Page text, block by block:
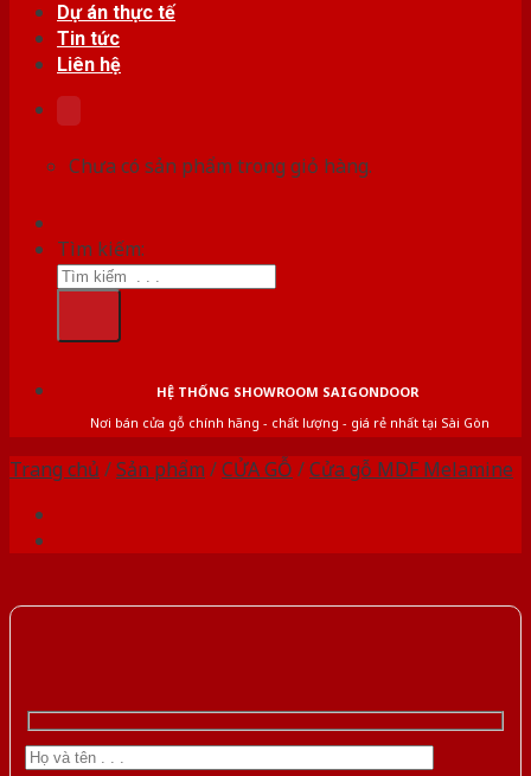
Dự án thực tế
Tin tức
Liên hệ
Chưa có sản phẩm trong giỏ hàng.
Tìm kiếm:
HỆ THỐNG SHOWROOM SAIGONDOOR
Nơi bán cửa gỗ chính hãng - chất lượng - giá rẻ nhất tại Sài Gòn
Trang chủ /Sản phẩm /CỬA GỖ /Cửa gỗ MDF Melamine